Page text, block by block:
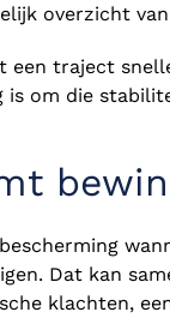
overzicht
traject
is om die
Dat kan
klachten,